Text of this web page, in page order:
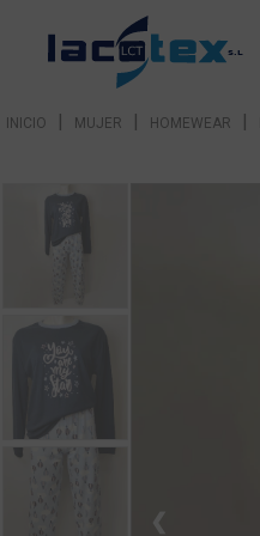
INICIO | MUJER | HOMEWEAR |
❮